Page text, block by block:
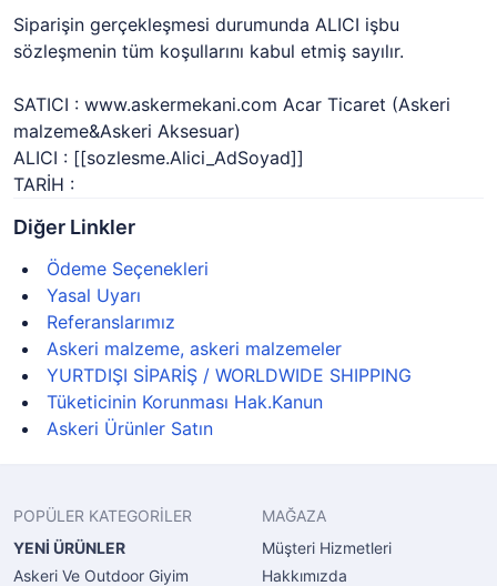
Siparişin gerçekleşmesi durumunda ALICI işbu
sözleşmenin tüm koşullarını kabul etmiş sayılır.
SATICI : www.askermekani.com Acar Ticaret (Askeri
malzeme&Askeri Aksesuar)
ALICI : [[sozlesme.Alici_AdSoyad]]
TARİH :
Diğer Linkler
Ödeme Seçenekleri
Yasal Uyarı
Referanslarımız
Askeri malzeme, askeri malzemeler
YURTDIŞI SİPARİŞ / WORLDWIDE SHIPPING
Tüketicinin Korunması Hak.Kanun
Askeri Ürünler Satın
POPÜLER KATEGORİLER
YENİ ÜRÜNLER
Askeri Ve Outdoor Giyim
MAĞAZA
Müşteri Hizmetleri
Hakkımızda